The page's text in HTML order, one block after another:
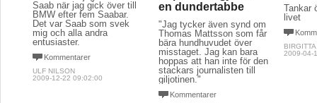
Saab när jag gick över till
BMW efter fem Saabar.
Det var Saab som svek
mig och alla andra
entusiaster.
Kommentarer
ULF NILSON
2009-12-22 09:02:00
en dundertabbe
"Jag tycker även synd om
Thomas Mattsson som får
bära hundhuvudet över
misstaget. Jag kan bara
hoppas att han inte för den
stackars journalisten till
giljotinen."
Kommentarer
Tankar
livet
2009-04-